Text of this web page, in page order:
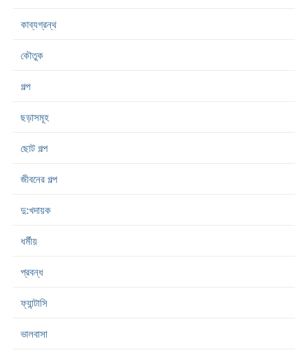
কাব্যগ্রন্থ
কৌতুক
গল্প
ছড়াসমূহ
ছোট গল্প
জীবনের গল্প
দু:খদায়ক
ধর্মীয়
প্রবন্ধ
ফ্যান্টাসি
ভালবাসা